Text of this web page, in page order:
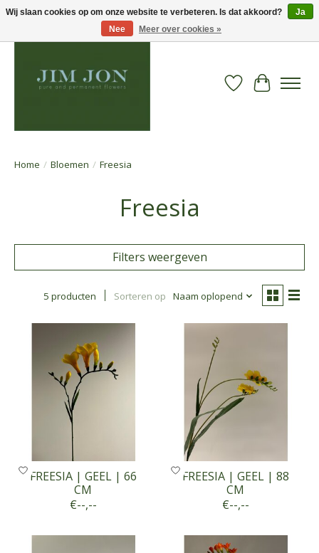
Verlanglijst
Home / Bloemen / Freesia
Freesia
Filters weergeven
5 producten Sorteren op Naam oplopend
FREESIA | GEEL | 66
CM
€--,--
FREESIA | GEEL | 88
CM
€--,--
Wij slaan cookies op om onze website te verbeteren. Is dat akkoord?
Ja
Nee
Meer over cookies »